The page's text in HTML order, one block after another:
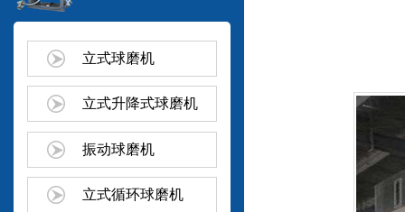
立式球磨机
立式升降式球磨机
振动球磨机
立式循环球磨机